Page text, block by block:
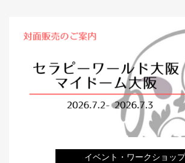
イベント・ワークショップ